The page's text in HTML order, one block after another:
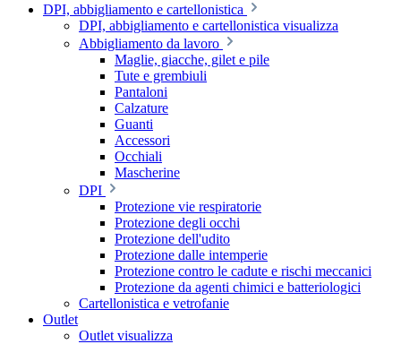
DPI, abbigliamento e cartellonistica
DPI, abbigliamento e cartellonistica visualizza
Abbigliamento da lavoro
Maglie, giacche, gilet e pile
Tute e grembiuli
Pantaloni
Calzature
Guanti
Accessori
Occhiali
Mascherine
DPI
Protezione vie respiratorie
Protezione degli occhi
Protezione dell'udito
Protezione dalle intemperie
Protezione contro le cadute e rischi meccanici
Protezione da agenti chimici e batteriologici
Cartellonistica e vetrofanie
Outlet
Outlet visualizza